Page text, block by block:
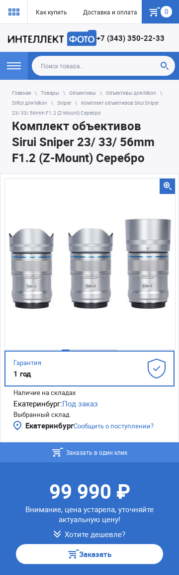
Как купить Доставка и оплата Гарантия
0
+7 (343) 350-22-33
Главная Товары Объективы
Объективы для Nikon
SIRUI для Nikon
Sniper
Комплект объективов Sirui Sniper
23/ 33/ 56mm F1.2 (Z-Mount) Серебро
Комплект объективов
Sirui Sniper 23/ 33/ 56mm
F1.2 (Z-Mount) Серебро
Гарантия
1 год
Наличие на складах
Екатеринбург:Под заказ
Выбранный склад
ЕкатеринбургСообщить о поступлении?
Заказать в один клик
99 990 ₽
Внимание, цена устарела, уточняйте
актуальную цену!
Хотите дешевле?
Заказать